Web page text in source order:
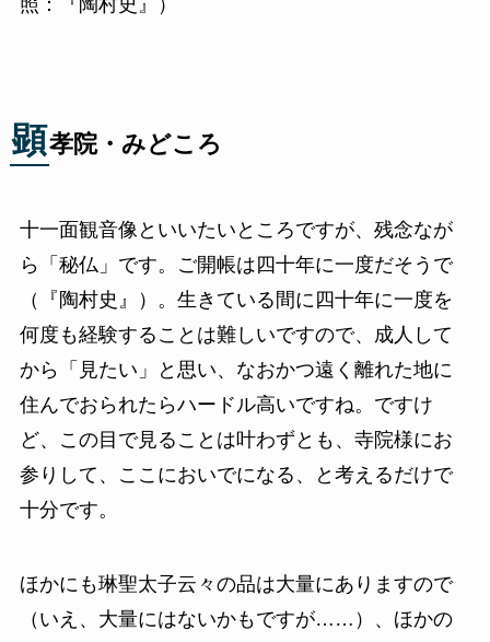
照：『陶村史』）
顕孝院・みどころ
十一面観音像といいたいところですが、残念なが
ら「秘仏」です。ご開帳は四十年に一度だそうで
（『陶村史』）。生きている間に四十年に一度を
何度も経験することは難しいですので、成人して
から「見たい」と思い、なおかつ遠く離れた地に
住んでおられたらハードル高いですね。ですけ
ど、この目で見ることは叶わずとも、寺院様にお
参りして、ここにおいでになる、と考えるだけで
十分です。
ほかにも琳聖太子云々の品は大量にありますので
（いえ、大量にはないかもですが……）、ほかの